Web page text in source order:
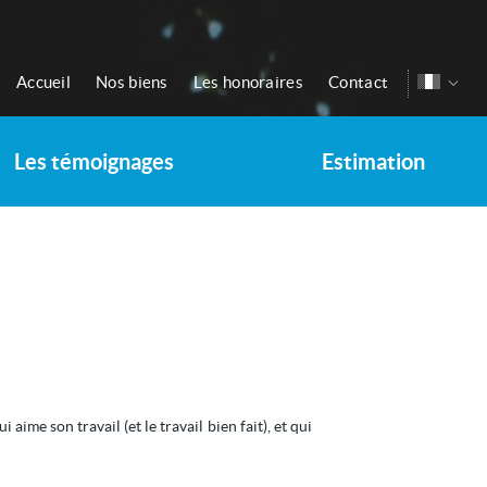
Accueil Nos biens Les honoraires Contact
Les témoignages Estimation
aime son travail (et le travail bien fait), et qui